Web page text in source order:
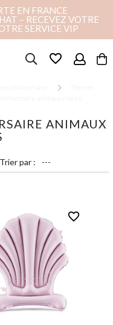
EN FRANCE
– RECEVEZ VOTRE
SERVICE VIP
favorite_border
anniversaire
animaux marins
ANIMAUX
Trier par :
favorite_border